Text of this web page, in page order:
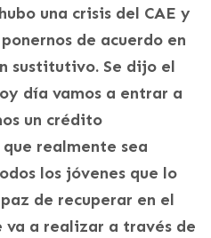
una crisis del CAE y
de acuerdo en
sustitutivo. Se dijo el
día vamos a entrar a
un crédito
realmente sea
los jóvenes que lo
de recuperar en el
va a realizar a través de